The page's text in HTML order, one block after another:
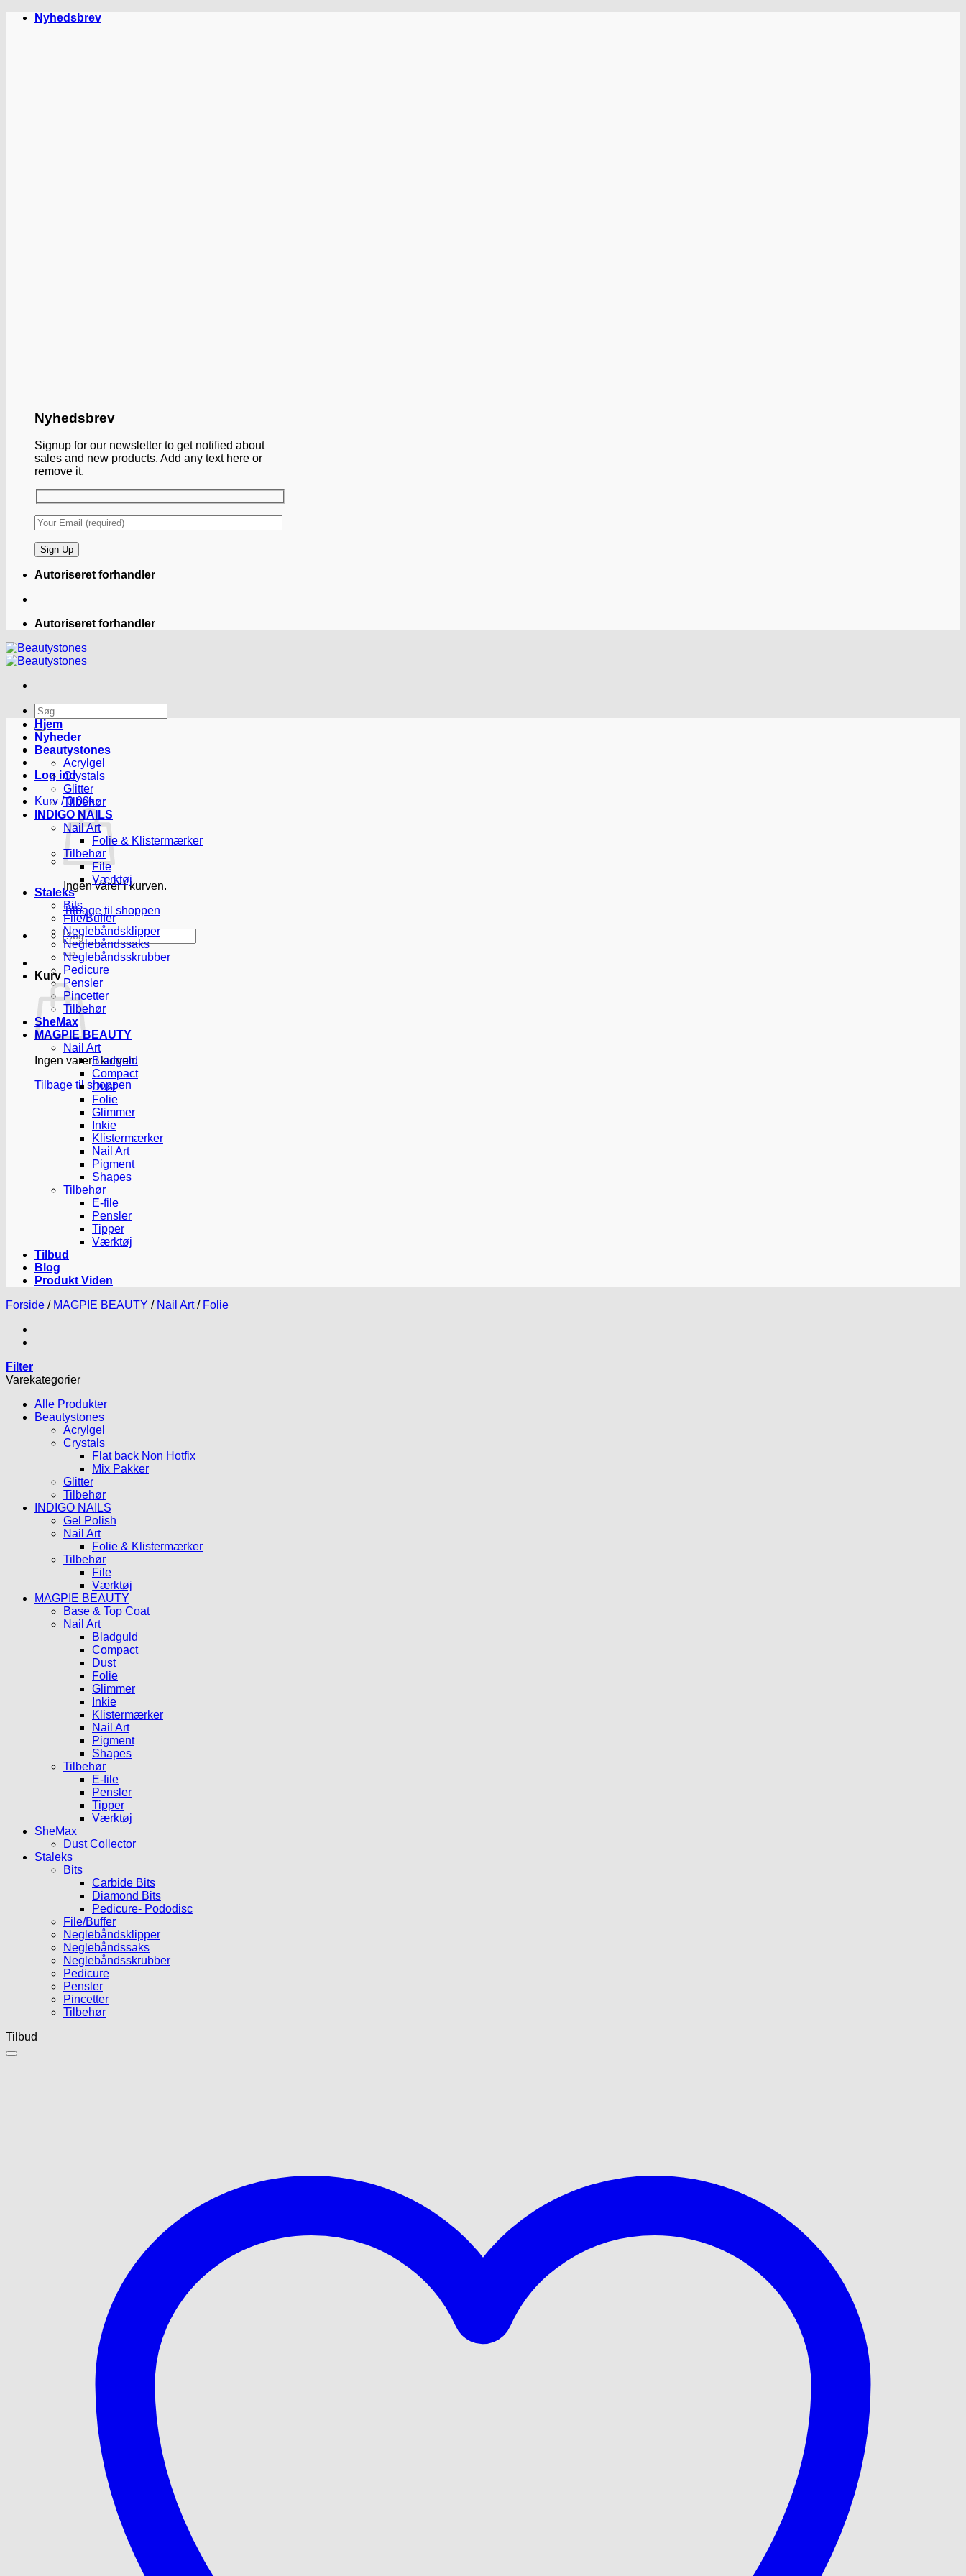
FortsætNyhedsbrev
Nyhedsbrev
Signup for our newsletter to get notified about
sales and new products. Add any text here or
remove it.
Autoriseret forhandler
Autoriseret forhandler
Søg
efter:
Log ind
Kurv /0.00kr.
Ingen varer i kurven.
Tilbage til shoppen
Søg
efter:
Kurv
Ingen varer i kurven.
Tilbage til shoppen
Hjem
Nyheder
Beautystones
Acrylgel
Crystals
Glitter
Tilbehør
INDIGO NAILS
Nail Art
Folie & Klistermærker
Tilbehør
File
Værktøj
Staleks
Bits
File/Buffer
Neglebåndsklipper
Neglebåndssaks
Neglebåndsskrubber
Pedicure
Pensler
Pincetter
Tilbehør
SheMax
MAGPIE BEAUTY
Nail Art
Bladguld
Compact
Dust
Folie
Glimmer
Inkie
Klistermærker
Nail Art
Pigment
Shapes
Tilbehør
E-file
Pensler
Tipper
Værktøj
Tilbud
Blog
Produkt Viden
Forside / MAGPIE BEAUTY / Nail Art / Folie
Filter
Varekategorier
Alle Produkter
Beautystones
Acrylgel
Crystals
Flat back Non Hotfix
Mix Pakker
Glitter
Tilbehør
INDIGO NAILS
Gel Polish
Nail Art
Folie & Klistermærker
Tilbehør
File
Værktøj
MAGPIE BEAUTY
Base & Top Coat
Nail Art
Bladguld
Compact
Dust
Folie
Glimmer
Inkie
Klistermærker
Nail Art
Pigment
Shapes
Tilbehør
E-file
Pensler
Tipper
Værktøj
SheMax
Dust Collector
Staleks
Bits
Carbide Bits
Diamond Bits
Pedicure- Pododisc
File/Buffer
Neglebåndsklipper
Neglebåndssaks
Neglebåndsskrubber
Pedicure
Pensler
Pincetter
Tilbehør
Tilbud